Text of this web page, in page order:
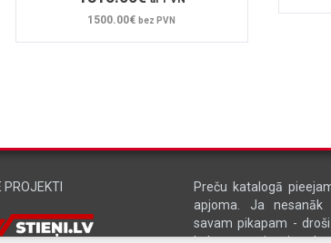
1500.00€bez PVN
Preču katalogā
apjoma. Ja nesanāk
savam pikapam -